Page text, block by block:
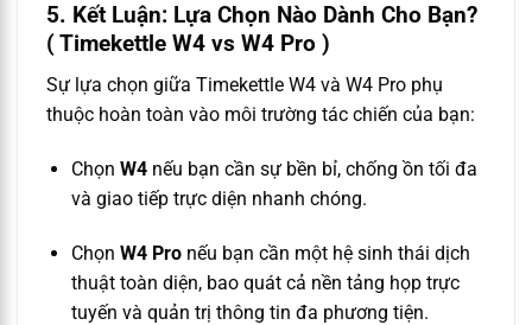
5. Kết Luận: Lựa Chọn Nào Dành Cho Bạn?
( Timekettle W4 vs W4 Pro )
Sự lựa chọn giữa Timekettle W4 và W4 Pro phụ
thuộc hoàn toàn vào môi trường tác chiến của bạn:
Chọn W4nếu bạn cần sự bền bỉ, chống ồn tối đa
và giao tiếp trực diện nhanh chóng.
Chọn W4 Pronếu bạn cần một hệ sinh thái dịch
thuật toàn diện, bao quát cả nền tảng họp trực
tuyến và quản trị thông tin đa phương tiện.